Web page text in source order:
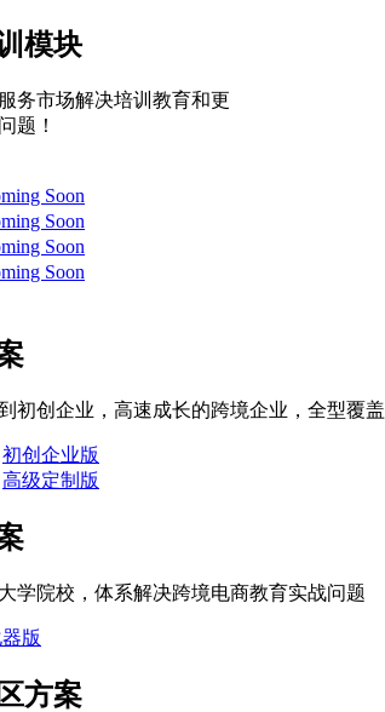
模块
务市场解决培训教育和更
题！
Soon
Soon
Soon
Soon
初创企业，高速成长的跨境企业，全型覆盖
初创企业版
高级定制版
学院校，体系解决跨境电商教育实战问题
版
方案